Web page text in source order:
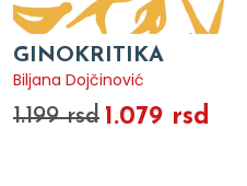
GINOKRITIKA
Biljana Dojčinović
1.199 rsd 1.079 rsd